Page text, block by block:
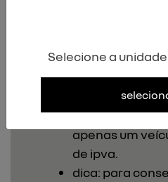
paulo, cep:
cuidados do
de
declaração que
apenas um
de ipva.
dica: para
Selecione a